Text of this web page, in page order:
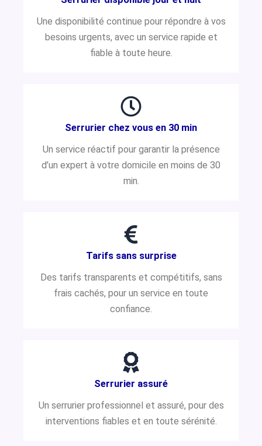
Une disponibilité continue pour répondre à vos
besoins urgents, avec un service rapide et
fiable à toute heure.
Serrurier chez vous en 30 min
Un service réactif pour garantir la présence
d’un expert à votre domicile en moins de 30
min.
Tarifs sans surprise
Des tarifs transparents et compétitifs, sans
frais cachés, pour un service en toute
confiance.
Serrurier assuré
Un serrurier professionnel et assuré, pour des
interventions fiables et en toute sérénité.